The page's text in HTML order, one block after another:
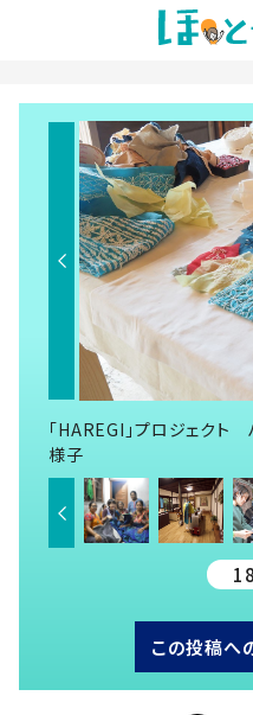
「HAREGI」プロジェクト
様子
この投稿へ